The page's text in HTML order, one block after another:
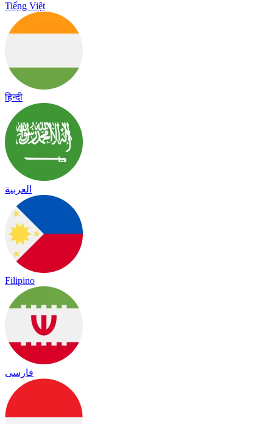
Tiếng Việt
हिन्दी
العربية
Filipino
فارسی